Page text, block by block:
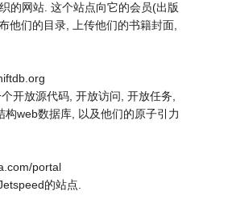
的网站. 这个站点向它的会员(出版
他们的目录, 上传他们的书籍封面,
开放源代码, 开放访问, 开放任务,
构web数据库, 以及他们的原子引力
portal
的站点.